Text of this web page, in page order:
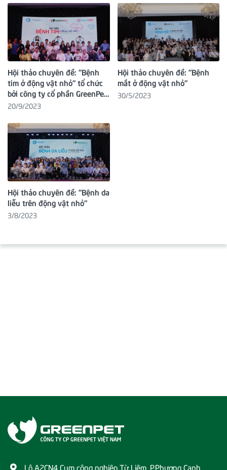
Hội thảo chuyên đề: "Bệnh
tim ở động vật nhỏ" tổ chức
bởi công ty cổ phần GreenPet
VN và bệnh viện thú y
14/03/2023 tại TP.HCM
20/9/2023
Hội thảo chuyên đề: "Bệnh
mắt ở động vật nhỏ"
30/5/2023
Hội thảo chuyên đề: "Bệnh da
liễu trên động vật nhỏ"
3/8/2023
Lô A2CN4 Cụm công nghiệp Từ Liêm, P.Phương Canh,